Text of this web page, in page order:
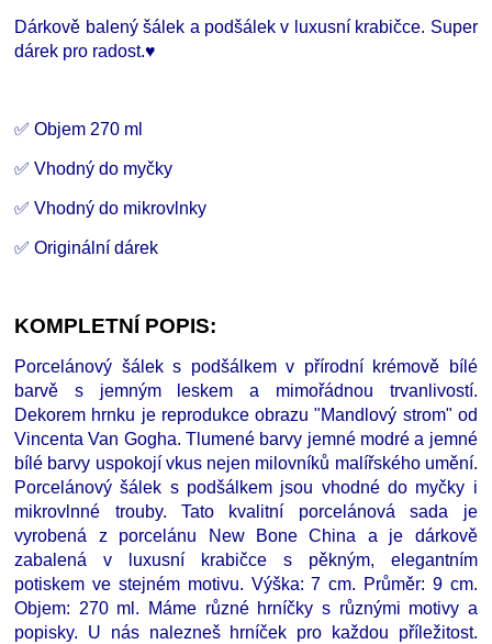
Dárkově balený šálek a podšálek v luxusní krabičce. Super
dárek pro radost.♥
✅ Objem 270 ml
✅ Vhodný do myčky
✅ Vhodný do mikrovlnky
✅ Originální dárek
KOMPLETNÍ POPIS:
Porcelánový šálek s podšálkem v přírodní krémově bílé
barvě s jemným leskem a mimořádnou trvanlivostí.
Dekorem hrnku je reprodukce obrazu "Mandlový strom" od
Vincenta Van Gogha. Tlumené barvy jemné modré a jemné
bílé barvy uspokojí vkus nejen milovníků malířského umění.
Porcelánový šálek s podšálkem jsou vhodné do myčky i
mikrovlnné trouby. Tato kvalitní porcelánová sada je
vyrobená z porcelánu New Bone China a je dárkově
zabalená v luxusní krabičce s pěkným, elegantním
potiskem ve stejném motivu. Výška: 7 cm. Průměr: 9 cm.
Objem: 270 ml. Máme různé hrníčky s různými motivy a
popisky. U nás nalezneš hrníček pro každou příležitost.